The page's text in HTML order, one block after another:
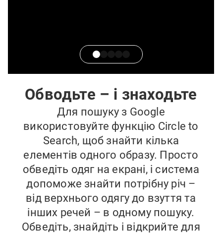
Обводьте – і знаходьте
Для пошуку з Google
використовуйте функцію Circle to
Search, щоб знайти кілька
елементів одного образу. Просто
обведіть одяг на екрані, і система
допоможе знайти потрібну річ –
від верхнього одягу до взуття та
інших речей – в одному пошуку.
Обведіть, знайдіть і відкрийте для